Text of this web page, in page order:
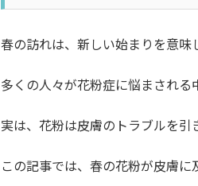
春の訪れは、新しい始まりを意味
多くの人々が花粉症に悩まされる
実は、花粉は皮膚のトラブルを引
この記事では、春の花粉が皮膚に